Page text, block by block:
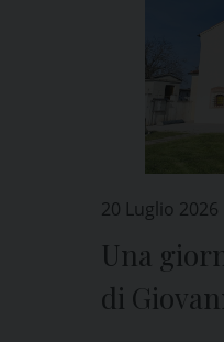
20 Luglio 2026
Una
di